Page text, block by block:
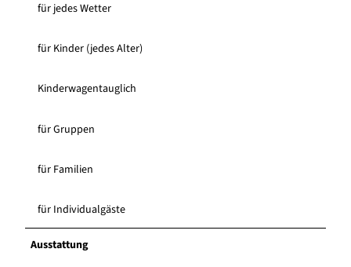
für jedes Wetter
für Kinder (jedes Alter)
Kinderwagentauglich
für Gruppen
für Familien
für Individualgäste
Ausstattung